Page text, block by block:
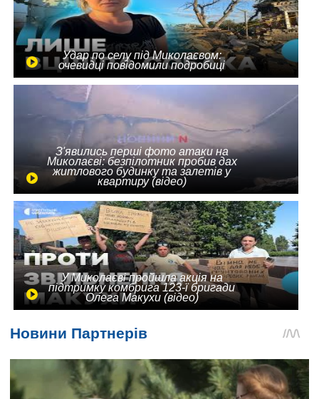
Удар по селу під Миколаєвом:
очевидці повідомили подробиці
З'явились перші фото атаки на
Миколаєві: безпілотник пробив дах
житлового будинку та залетів у
квартиру (відео)
У Миколаєві пройшла акція на
підтримку комбрига 123-ї бригади
Олега Макухи (відео)